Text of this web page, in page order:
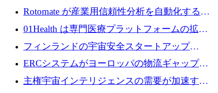
を構築するために 700 万ドルを調達
Rotomate が産業用信頼性分析を自動化するた
めに 210 万ユーロを調達
01Health は専門医療プラットフォームの拡大
に 1,500 万ドルを確保
フィンランドの宇宙安全スタートアップ
Aavuus が、スペースデブリ追跡に取り組むプ
レシード資金を獲得
ERCシステムがヨーロッパの物流ギャップを
埋めるために設計された重量物運搬用eVTOL
であるVictorを発表
主権宇宙インテリジェンスの需要が加速する